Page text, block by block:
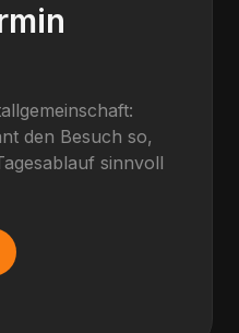
den Besuch so,
sinnvoll